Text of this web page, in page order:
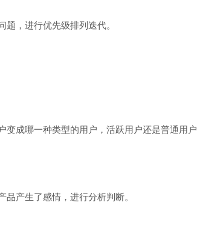
，进行优先级排列迭代。
变成哪一种类型的用户，活跃用户还是普通用户
产生了感情，进行分析判断。